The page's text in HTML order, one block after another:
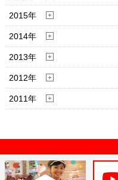
2015年
2014年
2013年
2012年
2011年